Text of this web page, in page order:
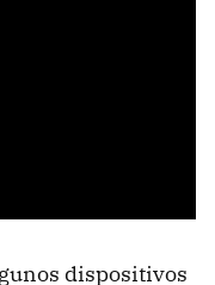
dispositivos